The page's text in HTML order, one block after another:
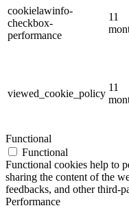
cookielawinfo-
checkbox-
performance
11
viewed_cookie_policy
11
Functional
Functional
Functional cookies help to
sharing the content of the
feedbacks, and other third-
Performance